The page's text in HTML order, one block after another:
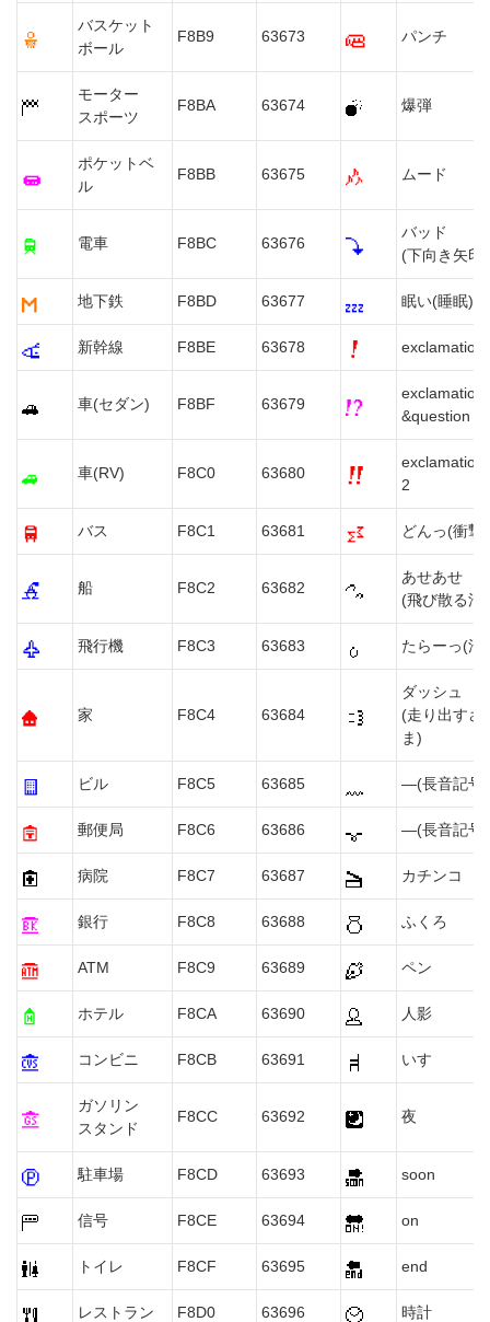
バスケット
ボール
F8B9 63673 パンチ
モーター
スポーツ
F8BA 63674 爆弾
ポケットベ
ル
F8BB 63675 ムード
電車 F8BC 63676
バッド
(下向き矢印)
地下鉄 F8BD 63677 眠い(睡眠)
新幹線 F8BE 63678 exclamation
車(セダン) F8BF 63679
exclamation
&question
車(RV) F8C0 63680
2
バス F8C1 63681 どんっ(衝撃)
船 F8C2 63682
あせあせ
(飛び散る汗)
飛行機 F8C3 63683 たらーっ(汗)
家 F8C4 63684
ダッシュ
(走り出すさ
ま)
ビル F8C5 63685 ―(長音記号
郵便局 F8C6 63686 ―(長音記号
病院 F8C7 63687 カチンコ
銀行 F8C8 63688 ふくろ
ATM F8C9 63689 ペン
ホテル F8CA 63690 人影
コンビニ F8CB 63691 いす
ガソリン
スタンド
F8CC 63692 夜
駐車場 F8CD 63693 soon
信号 F8CE 63694 on
トイレ F8CF 63695 end
レストラン F8D0 63696 時計